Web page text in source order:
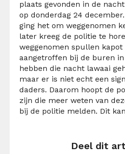
plaats gevonden in de
op donderdag 24
ging het om weggenomen
later kreeg de politie te
weggenomen spullen kapot
aangetroffen bij de buren
hebben die nacht lawaai
maar er is niet echt een
daders. Daarom hoopt de
zijn die meer weten van
bij de politie melden. Dit
Deel dit